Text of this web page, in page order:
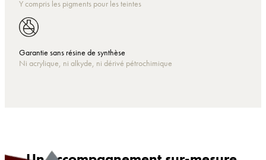
Y compris les pigments pour les teintes
Garantie sans résine de synthèse
Ni acrylique, ni alkyde, ni dérivé pétrochimique